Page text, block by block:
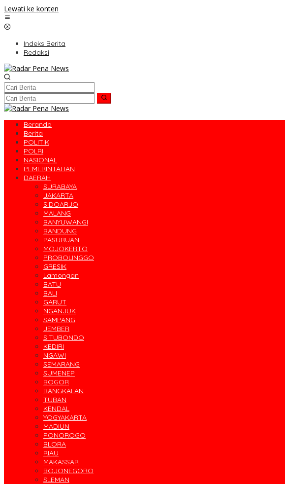
Lewati ke konten
Indeks Berita
Redaksi
Beranda
Berita
POLITIK
POLRI
NASIONAL
PEMERINTAHAN
DAERAH
SURABAYA
JAKARTA
SIDOARJO
MALANG
BANYUWANGI
BANDUNG
PASURUAN
MOJOKERTO
PROBOLINGGO
GRESIK
Lamongan
BATU
BALI
GARUT
NGANJUK
SAMPANG
JEMBER
SITUBONDO
KEDIRI
NGAWI
SEMARANG
SUMENEP
BOGOR
BANGKALAN
TUBAN
KENDAL
YOGYAKARTA
MADIUN
PONOROGO
BLORA
RIAU
MAKASSAR
BOJONEGORO
SLEMAN